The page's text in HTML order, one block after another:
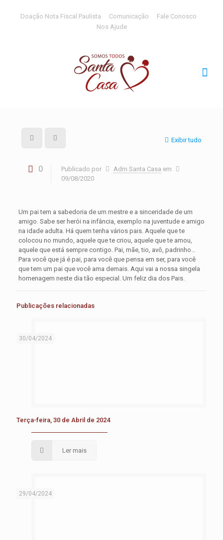
Doação Nota Fiscal Paulista Comunicação
Fale Conosco
Nos Ajude
Exibir tudo
0 Publicado por Adm Santa Casa em
09/08/2020
Um pai tem a sabedoria de um mestre e a sinceridade de um
amigo. Sabe ser herói na infância, exemplo na juventude e amigo
na idade adulta. Há quem tenha vários pais. Aquele que te
colocou no mundo, aquele que te criou, aquele que te amou,
aquele que está sempre contigo. Pai, mãe, tio, avô, padrinho…
Para você que já é pai, para você que pensa em ser, para você
que tem um pai que você ama demais. Aqui vai a nossa singela
homenagem neste dia tão especial. Um feliz dia dos Pais.
Publicações relacionadas
30/04/2024
Terça-feira, 30 de Abril de 2024
Ler mais
29/04/2024